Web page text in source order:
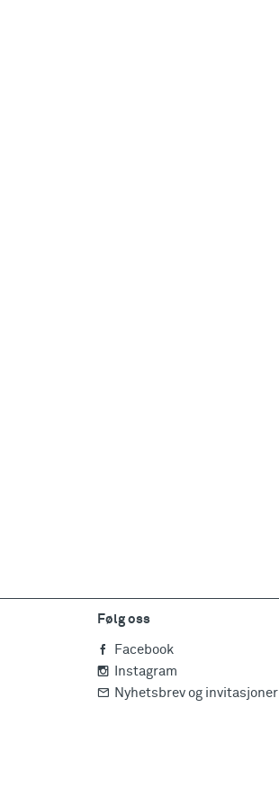
Følg oss
Facebook
Instagram
Nyhetsbrev og invitasjoner